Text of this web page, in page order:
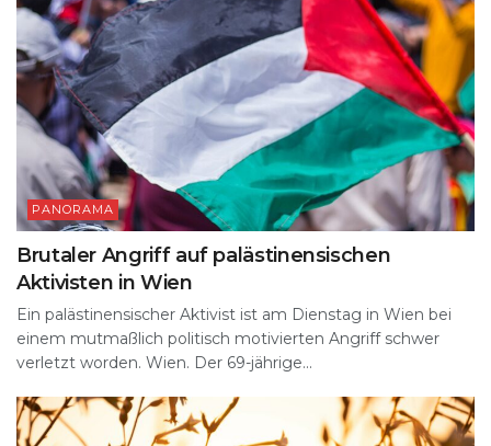
PANORAMA
Brutaler Angriff auf palästinensischen
Aktivisten in Wien
Ein palästinensischer Aktivist ist am Dienstag in Wien bei
einem mutmaßlich politisch motivierten Angriff schwer
verletzt worden. Wien. Der 69-jährige...